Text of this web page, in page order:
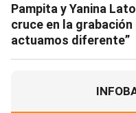
Pampita y Yanina
cruce en la grabación
actuamos diferente”